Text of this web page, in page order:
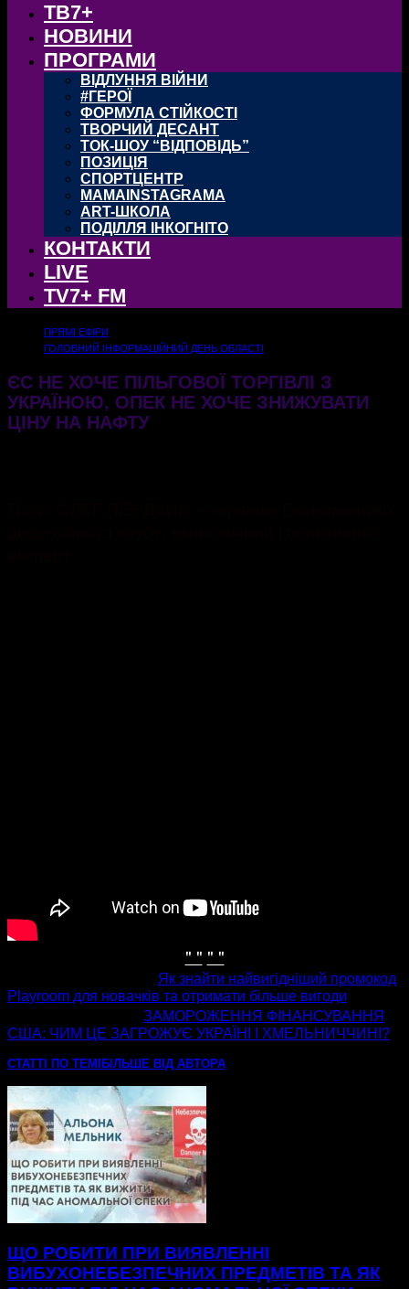
ТВ7+
НОВИНИ
ПРОГРАМИ
ВІДЛУННЯ ВІЙНИ
#ГЕРОЇ
ФОРМУЛА СТІЙКОСТІ
ТВОРЧИЙ ДЕСАНТ
ТОК-ШОУ “ВІДПОВІДЬ”
ПОЗИЦІЯ
СПОРТЦЕНТР
MAMAINSTAGRAMA
ART-ШКОЛА
ПОДІЛЛЯ ІНКОГНІТО
КОНТАКТИ
LIVE
TV7+ FM
ПРЯМІ ЕФІРИ
ГОЛОВНИЙ ІНФОРМАЦІЙНИЙ ДЕНЬ ОБЛАСТІ
ЄС НЕ ХОЧЕ ПІЛЬГОВОЇ ТОРГІВЛІ З
УКРАЇНОЮ, ОПЕК НЕ ХОЧЕ ЗНИЖУВАТИ
ЦІНУ НА НАФТУ
" " " "
Як знайти найвигідніший промокод
Playroom для новачків та отримати більше вигоди
ЗАМОРОЖЕННЯ ФІНАНСУВАННЯ
США: ЧИМ ЦЕ ЗАГРОЖУЄ УКРАЇНІ І ХМЕЛЬНИЧЧИНІ?
СТАТТІ ПО ТЕМІ БІЛЬШЕ ВІД АВТОРА
ЩО РОБИТИ ПРИ ВИЯВЛЕННІ
ВИБУХОНЕБЕЗПЕЧНИХ ПРЕДМЕТІВ ТА ЯК